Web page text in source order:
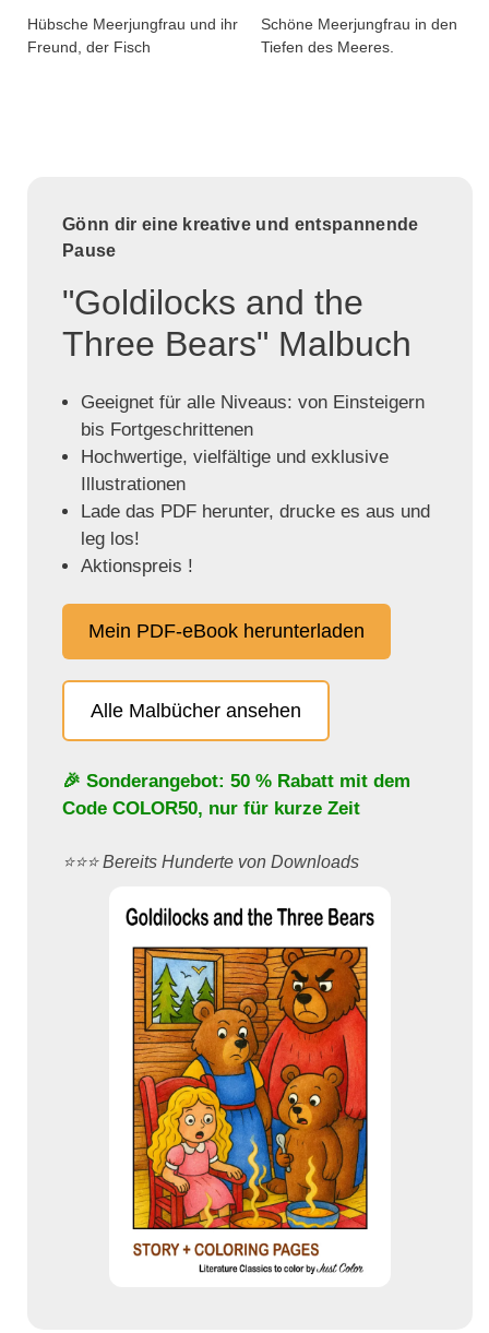
Hübsche Meerjungfrau und ihr
Freund, der Fisch
Schöne Meerjungfrau in den
Tiefen des Meeres.
Gönn dir eine kreative und entspannende
Pause
"Goldilocks and the
Three Bears" Malbuch
Geeignet für alle Niveaus: von Einsteigern
bis Fortgeschrittenen
Hochwertige, vielfältige und exklusive
Illustrationen
Lade das PDF herunter, drucke es aus und
leg los!
Aktionspreis !
Mein PDF-eBook herunterladen
Alle Malbücher ansehen
🎉 Sonderangebot: 50 % Rabatt mit dem
Code COLOR50, nur für kurze Zeit
⭐️⭐️⭐️ Bereits Hunderte von Downloads